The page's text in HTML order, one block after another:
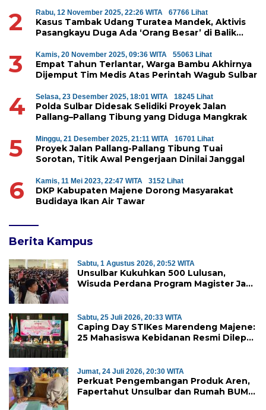
2 Rabu, 12 November 2025, 22:26 WITA 67766 Lihat
Kasus Tambak Udang Turatea Mandek, Aktivis
Pasangkayu Duga Ada ‘Orang Besar’ di Balik
3 Kamis, 20 November 2025, 09:36 WITA 55063 Lihat
Empat Tahun Terlantar, Warga Bambu Akhirnya
Dijemput Tim Medis Atas Perintah Wagub Sulbar
4 Selasa, 23 Desember 2025, 18:01 WITA 18245 Lihat
Polda Sulbar Didesak Selidiki Proyek Jalan
Pallang–Pallang Tibung yang Diduga Mangkrak
5 Minggu, 21 Desember 2025, 21:11 WITA 16701 Lihat
Proyek Jalan Pallang-Pallang Tibung Tuai
Sorotan, Titik Awal Pengerjaan Dinilai Janggal
6 Kamis, 11 Mei 2023, 22:47 WITA 3152 Lihat
DKP Kabupaten Majene Dorong Masyarakat
Budidaya Ikan Air Tawar
Berita Kampus
Sabtu, 1 Agustus 2026, 20:52 WITA
Unsulbar Kukuhkan 500 Lulusan,
Wisuda Perdana Program Magister Jadi
Sabtu, 25 Juli 2026, 20:33 WITA
Caping Day STIKes Marendeng Majene:
25 Mahasiswa Kebidanan Resmi Dilepas
Jumat, 24 Juli 2026, 20:30 WITA
Perkuat Pengembangan Produk Aren,
Fapertahut Unsulbar dan Rumah BUMN